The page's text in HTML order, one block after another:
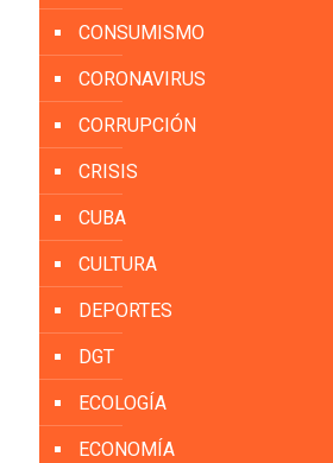
CONSUMISMO
CORONAVIRUS
CORRUPCIÓN
CRISIS
CUBA
CULTURA
DEPORTES
DGT
ECOLOGÍA
ECONOMÍA